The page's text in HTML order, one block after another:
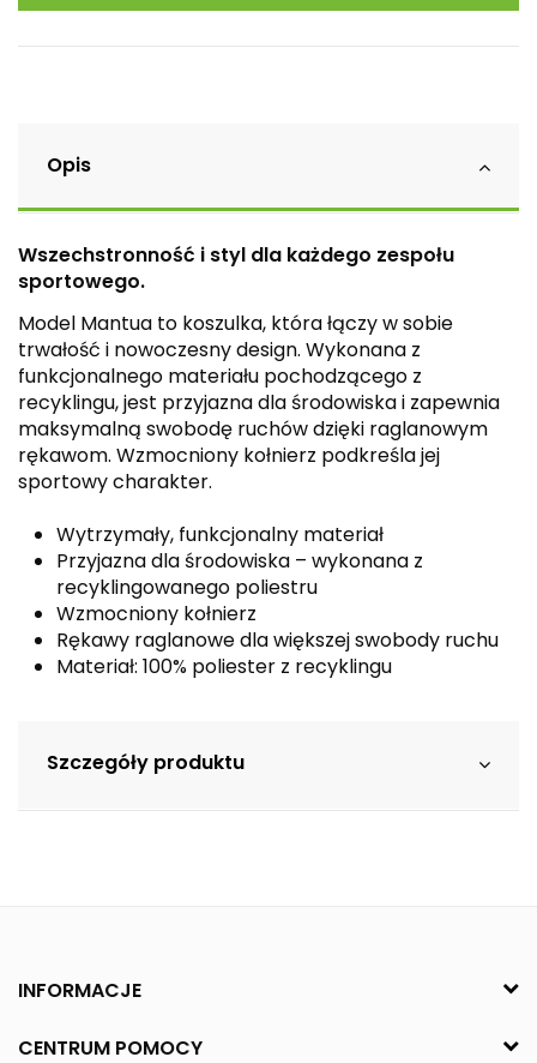
Opis
Wszechstronność i styl dla każdego zespołu
sportowego.
Model Mantua to koszulka, która łączy w sobie
trwałość i nowoczesny design. Wykonana z
funkcjonalnego materiału pochodzącego z
recyklingu, jest przyjazna dla środowiska i zapewnia
maksymalną swobodę ruchów dzięki raglanowym
rękawom. Wzmocniony kołnierz podkreśla jej
sportowy charakter.
Wytrzymały, funkcjonalny materiał
Przyjazna dla środowiska – wykonana z
recyklingowanego poliestru
Wzmocniony kołnierz
Rękawy raglanowe dla większej swobody ruchu
Materiał: 100% poliester z recyklingu
Szczegóły produktu
INFORMACJE
CENTRUM POMOCY